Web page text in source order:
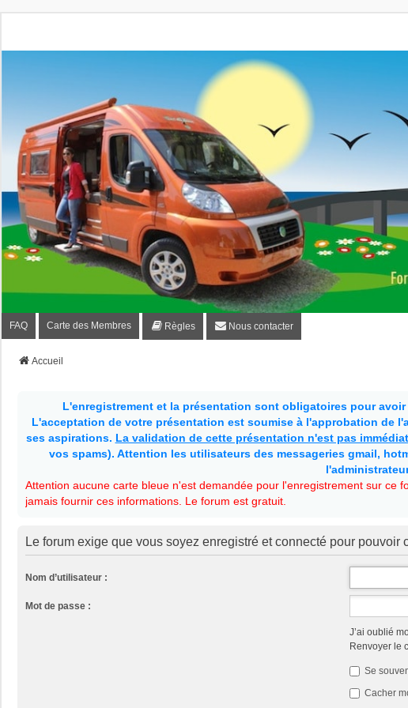
Fourgon-plaisir.com
Forum de conseils et d'entraide des utilisateurs de fourgons,
FAQ Carte des Membres Règles Nous contacter
Accueil
L'enregistrement et la présentation sont obligatoires pour
L'acceptation de votre présentation est soumise à l'approbation de
ses aspirations. La validation de cette présentation n'est pas
vos spams). Attention les utilisateurs des messageries gmail,
Attention aucune carte bleue n'est demandée pour l'enregistrement sur ce
jamais fournir ces informations. Le forum est gratuit.
Le forum exige que vous soyez enregistré et connecté pour pouvoir
Nom d’utilisateur :
Mot de passe :
J’ai oublié
Renvoyer le
Se
Cacher